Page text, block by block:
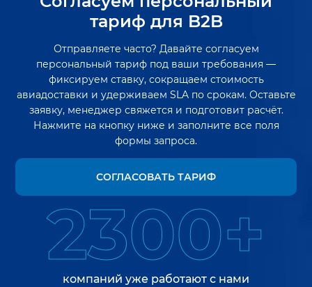
тариф для B2B
Отправляете часто? Давайте согласуем
персональный тариф под ваши требования —
фиксируем ставку, сокращаем стоимость
авиадоставки и удерживаем SLA по срокам. Оставьте
заявку, менеджер свяжется и подготовит расчёт.
Нажмите на кнопку ниже и заполните все поля
формы запроса.
СОГЛАСОВАТЬ ТАРИФ
2300+
компаний уже работают с нами